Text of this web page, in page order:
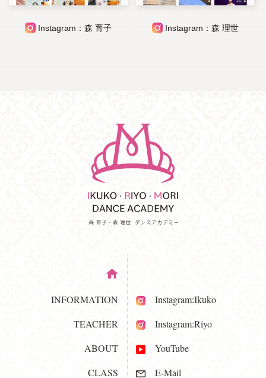
Instagram：森 育子 Instagram：森 理世
INFORMATION
TEACHER
ABOUT
CLASS
Instagram:Ikuko
Instagram:Riyo
YouTube
E-Mail